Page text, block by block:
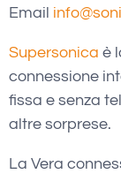
Email
Supersonica è
connessione
fissa e senza
altre sorprese.
La Vera